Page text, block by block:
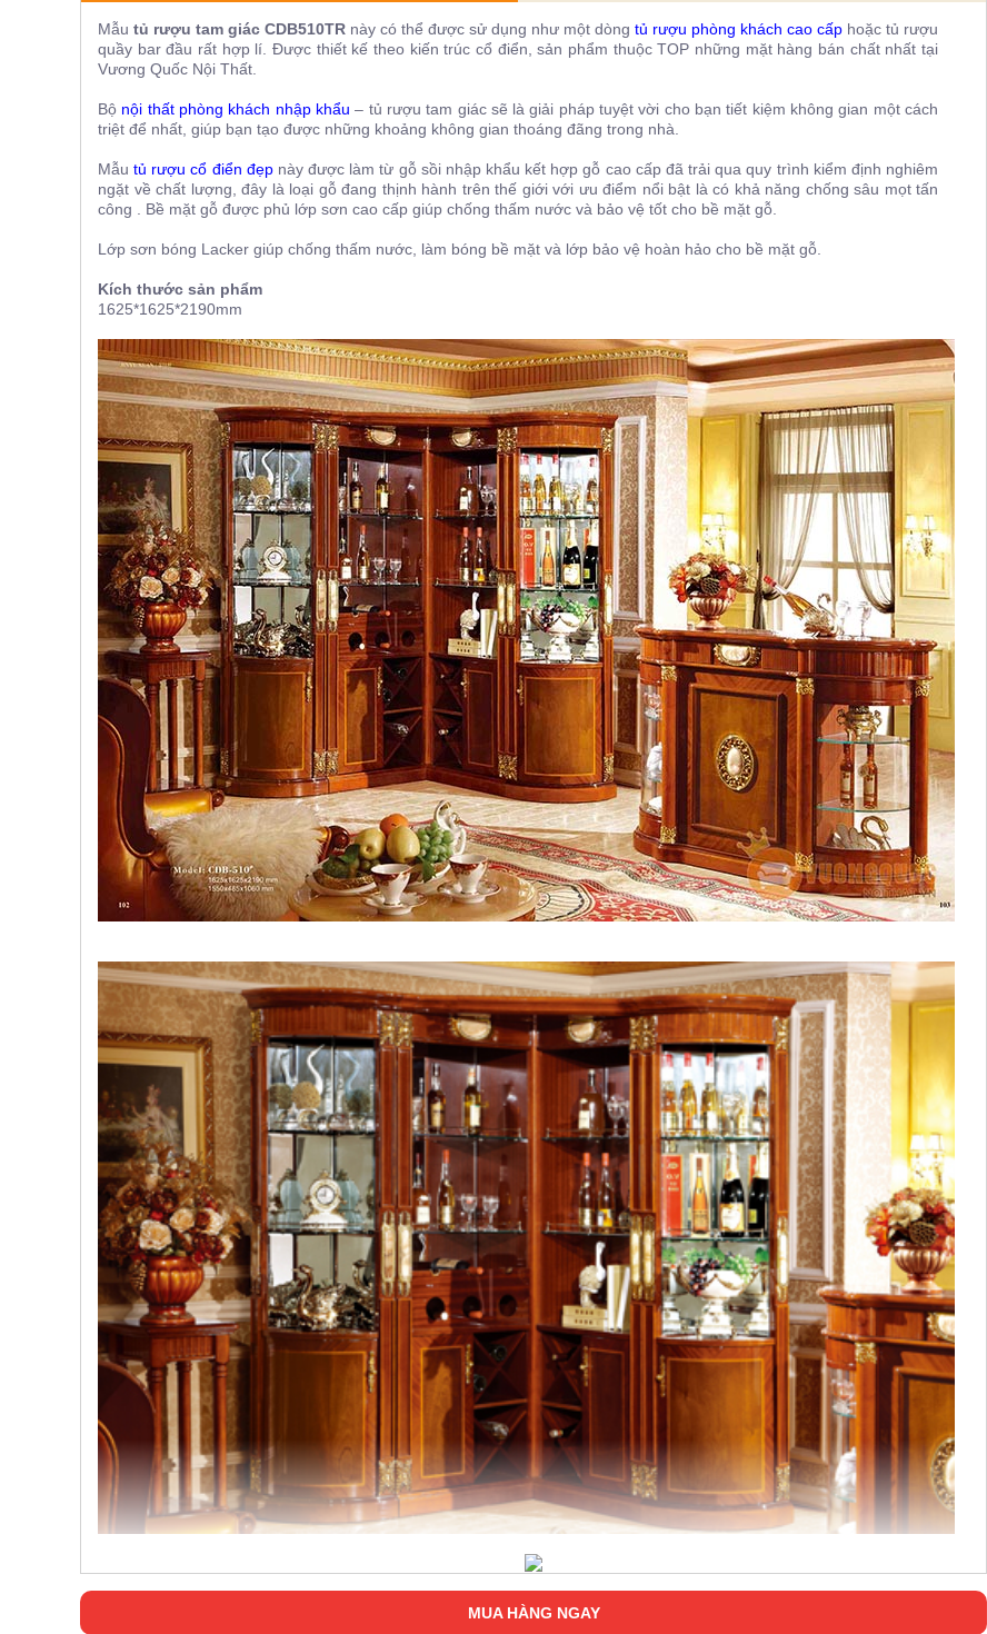
Mẫu tủ rượu tam giác CDB510TR này có thể được sử dụng như một dòng tủ rượu phòng khách cao cấp hoặc tủ rượu
quầy bar đầu rất hợp lí. Được thiết kế theo kiến trúc cổ điển, sản phẩm thuộc TOP những mặt hàng bán chất nhất tại
Vương Quốc Nội Thất.
Bộ nội thất phòng khách nhập khẩu – tủ rượu tam giác sẽ là giải pháp tuyệt vời cho bạn tiết kiệm không gian một cách
triệt để nhất, giúp bạn tạo được những khoảng không gian thoáng đãng trong nhà.
Mẫutủ rượu cổ điển đẹpnày được làm từ gỗ sồi nhập khẩu kết hợp gỗ cao cấp đã trải qua quy trình kiểm định nghiêm
ngặt về chất lượng, đây là loại gỗ đang thịnh hành trên thế giới với ưu điểm nổi bật là có khả năng chống sâu mọt tấn
công . Bề mặt gỗ được phủ lớp sơn cao cấp giúp chống thấm nước và bảo vệ tốt cho bề mặt gỗ.
Lớp sơn bóng Lacker giúp chống thấm nước, làm bóng bề mặt và lớp bảo vệ hoàn hảo cho bề mặt gỗ.
Kích thước sản phẩm
1625*1625*2190mm
MUA HÀNG NGAY